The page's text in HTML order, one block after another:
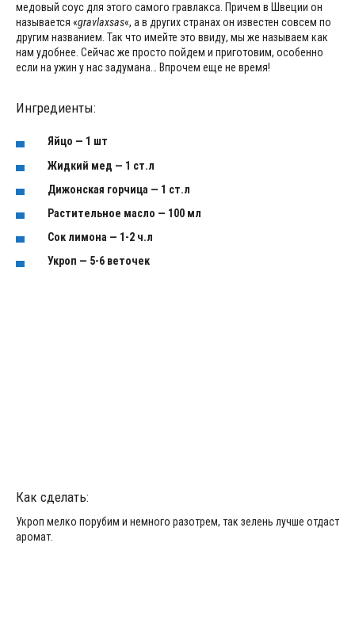
медовый соус для этого самого гравлакса. Причем в Швеции он
называется «gravlaxsas«, а в других странах он известен совсем по
другим названием. Так что имейте это ввиду, мы же называем как
нам удобнее. Сейчас же просто пойдем и приготовим, особенно
если на ужин у нас задумана… Впрочем еще не время!
Ингредиенты:
Яйцо — 1 шт
Жидкий мед — 1 ст.л
Дижонская горчица — 1 ст.л
Растительное масло — 100 мл
Сок лимона — 1-2 ч.л
Укроп — 5-6 веточек
Как сделать:
Укроп мелко порубим и немного разотрем, так зелень лучше отдаст
аромат.